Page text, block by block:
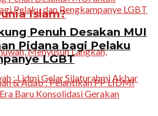
Islam?
Penuh Desakan MUI
Pidana bagi Pelaku
LGBT